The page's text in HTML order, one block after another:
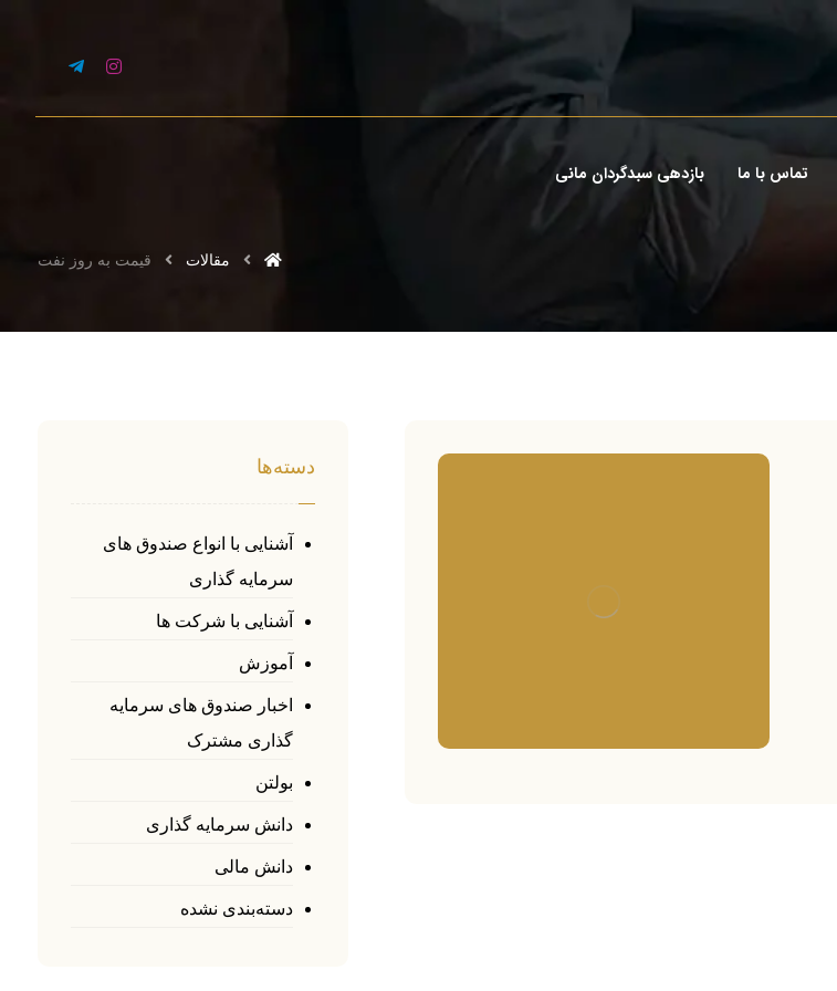
تماس با ما بازدهی سبدگردان مانی
مقالات قیمت به روز نفت
دسته‌ها
آشنایی با انواع صندوق های
سرمایه گذاری
آشنایی با شرکت ها
آموزش
اخبار صندوق های سرمایه
گذاری مشترک
بولتن
دانش سرمایه گذاری
دانش مالی
دسته‌بندی نشده